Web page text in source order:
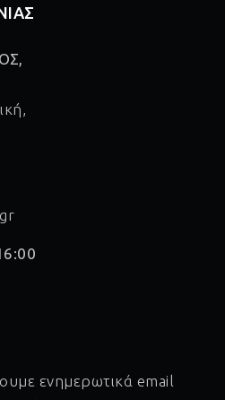
ενημερωτικά email